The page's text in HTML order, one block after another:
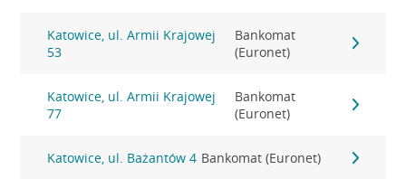
Katowice, ul. Armii Krajowej
53
Bankomat
(Euronet)
Katowice, ul. Armii Krajowej
77
Bankomat
(Euronet)
Katowice, ul. Bażantów 4 Bankomat (Euronet)